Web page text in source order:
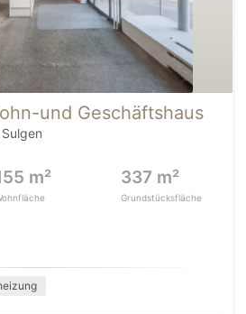
und Geschäftshaus
m² 337 m²
Grundstücksfläche